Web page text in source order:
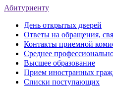
Абитуриенту
День открытых дверей
Ответы на обращения,
Контакты приемной
Среднее
Высшее образование
Прием иностранных
Списки поступающих